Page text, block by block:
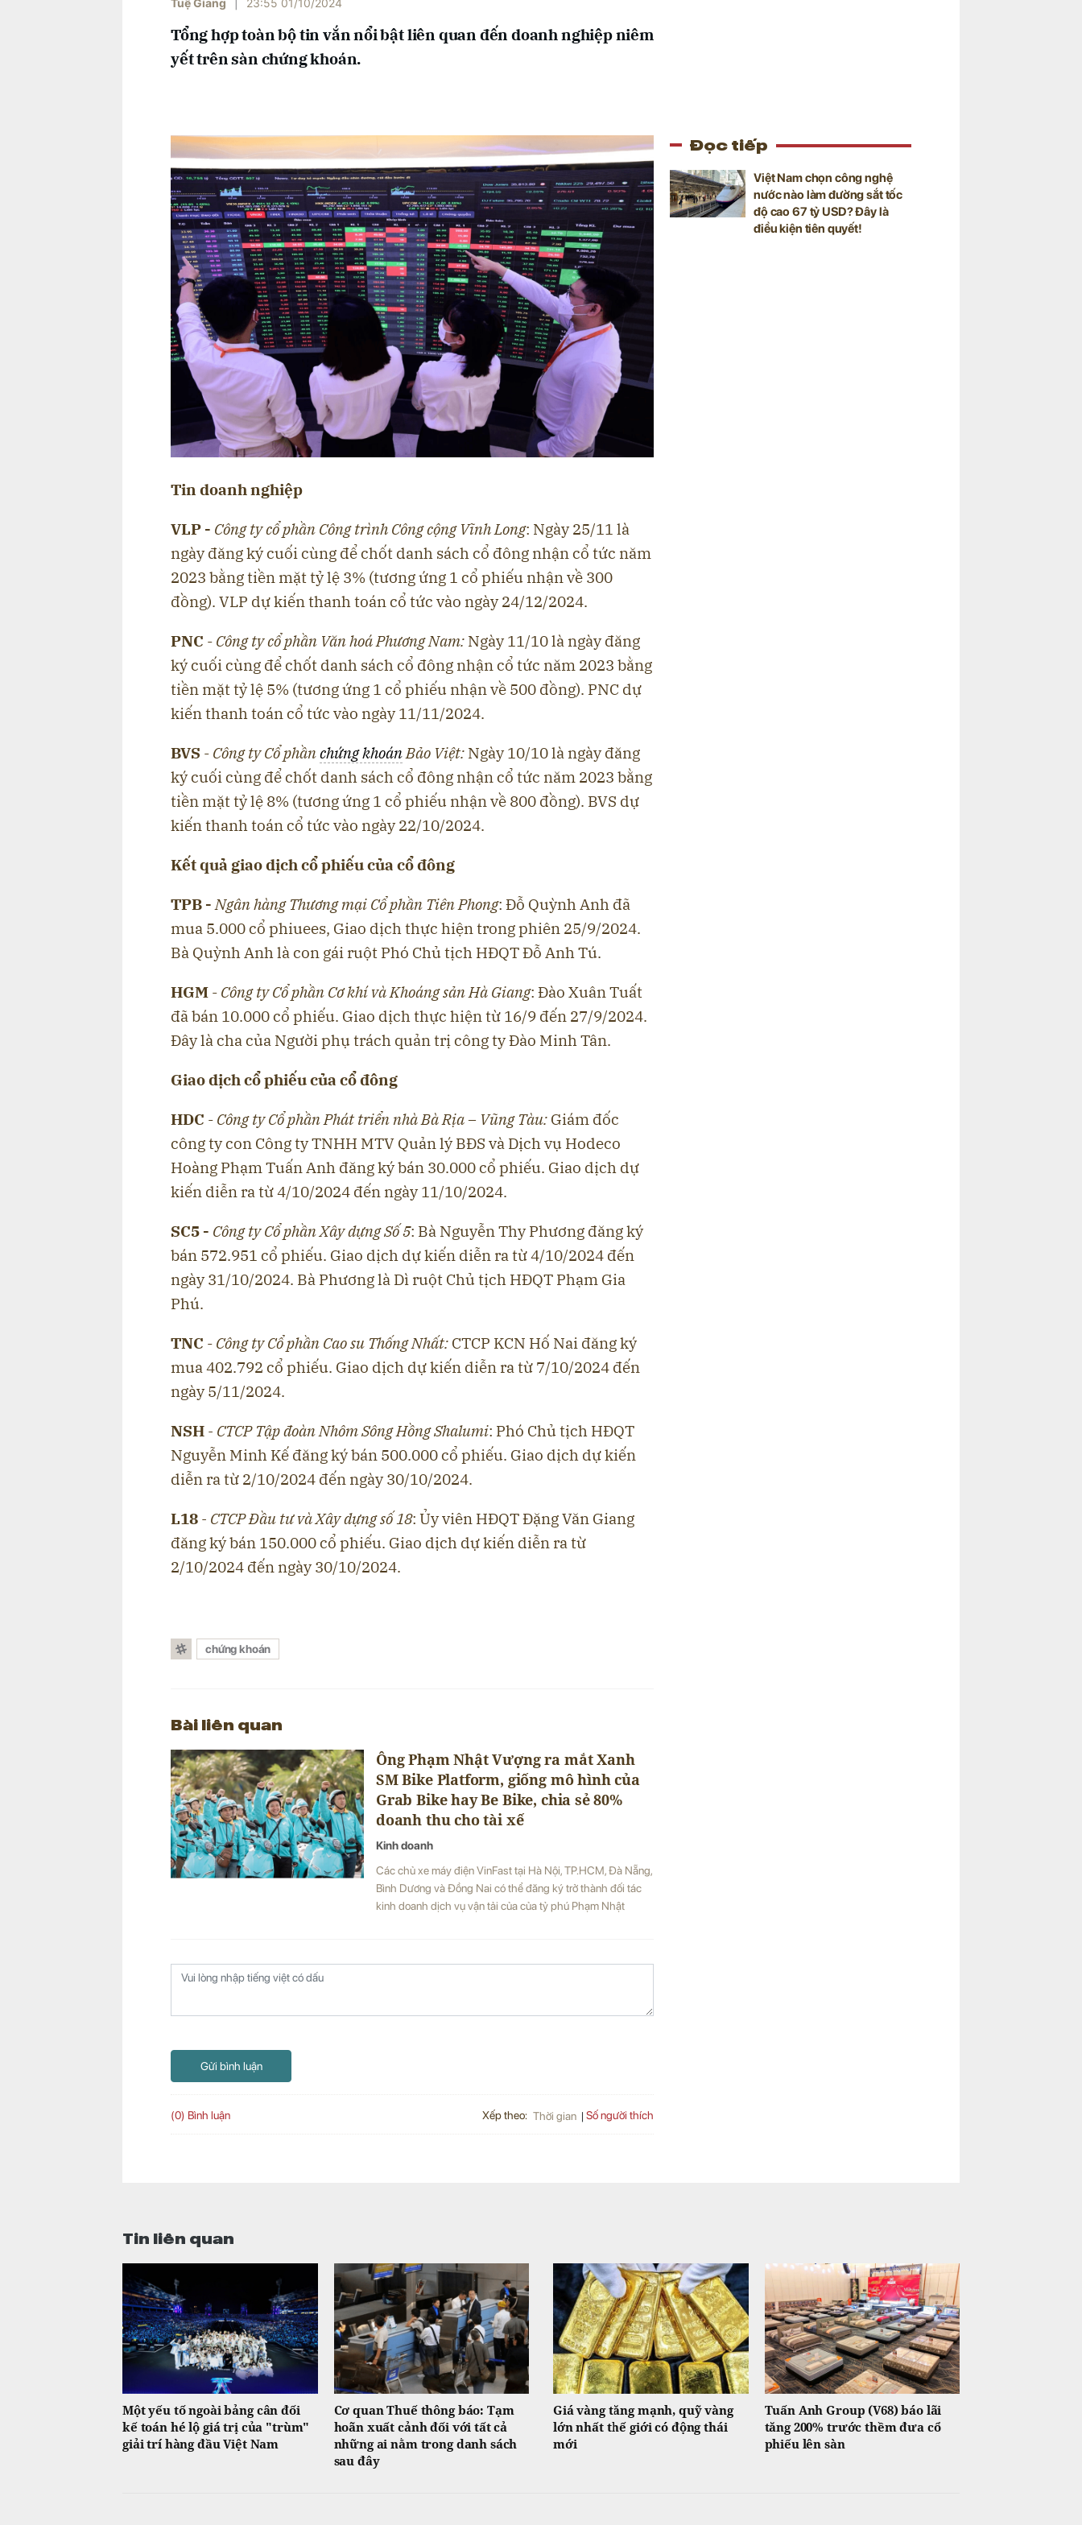
Tuệ Giang 23:55 01/10/2024
Tổng hợp toàn bộ tin vắn nổi bật liên quan đến doanh nghiệp niêm
yết trên sàn chứng khoán.
Tin doanh nghiệp
VLP - Công ty cổ phần Công trình Công cộng Vĩnh Long: Ngày 25/11 là
ngày đăng ký cuối cùng để chốt danh sách cổ đông nhận cổ tức năm
2023 bằng tiền mặt tỷ lệ 3% (tương ứng 1 cổ phiếu nhận về 300
đồng). VLP dự kiến thanh toán cổ tức vào ngày 24/12/2024.
PNC - Công ty cổ phần Văn hoá Phương Nam: Ngày 11/10 là ngày đăng
ký cuối cùng để chốt danh sách cổ đông nhận cổ tức năm 2023 bằng
tiền mặt tỷ lệ 5% (tương ứng 1 cổ phiếu nhận về 500 đồng). PNC dự
kiến thanh toán cổ tức vào ngày 11/11/2024.
BVS - Công ty Cổ phầnchứng khoán Bảo Việt: Ngày 10/10 là ngày đăng
ký cuối cùng để chốt danh sách cổ đông nhận cổ tức năm 2023 bằng
tiền mặt tỷ lệ 8% (tương ứng 1 cổ phiếu nhận về 800 đồng). BVS dự
kiến thanh toán cổ tức vào ngày 22/10/2024.
Kết quả giao dịch cổ phiếu của cổ đông
TPB - Ngân hàng Thương mại Cổ phần Tiên Phong: Đỗ Quỳnh Anh đã
mua 5.000 cổ phiuees, Giao dịch thực hiện trong phiên 25/9/2024.
Bà Quỳnh Anh là con gái ruột Phó Chủ tịch HĐQT Đỗ Anh Tú.
HGM - Công ty Cổ phần Cơ khí và Khoáng sản Hà Giang: Đào Xuân Tuất
đã bán 10.000 cổ phiếu. Giao dịch thực hiện từ 16/9 đến 27/9/2024.
Đây là cha của Người phụ trách quản trị công ty Đào Minh Tân.
Giao dịch cổ phiếu của cổ đông
HDC - Công ty Cổ phần Phát triển nhà Bà Rịa – Vũng Tàu: Giám đốc
công ty con Công ty TNHH MTV Quản lý BĐS và Dịch vụ Hodeco
Hoàng Phạm Tuấn Anh đăng ký bán 30.000 cổ phiếu. Giao dịch dự
kiến diễn ra từ 4/10/2024 đến ngày 11/10/2024.
SC5 - Công ty Cổ phần Xây dựng Số 5: Bà Nguyễn Thy Phương đăng ký
bán 572.951 cổ phiếu. Giao dịch dự kiến diễn ra từ 4/10/2024 đến
ngày 31/10/2024. Bà Phương là Dì ruột Chủ tịch HĐQT Phạm Gia
Phú.
TNC - Công ty Cổ phần Cao su Thống Nhất: CTCP KCN Hố Nai đăng ký
mua 402.792 cổ phiếu. Giao dịch dự kiến diễn ra từ 7/10/2024 đến
ngày 5/11/2024.
NSH - CTCP Tập đoàn Nhôm Sông Hồng Shalumi: Phó Chủ tịch HĐQT
Nguyễn Minh Kế đăng ký bán 500.000 cổ phiếu. Giao dịch dự kiến
diễn ra từ 2/10/2024 đến ngày 30/10/2024.
L18 - CTCP Đầu tư và Xây dựng số 18: Ủy viên HĐQT Đặng Văn Giang
đăng ký bán 150.000 cổ phiếu. Giao dịch dự kiến diễn ra từ
2/10/2024 đến ngày 30/10/2024.
chứng khoán
Bài liên quan
Ông Phạm Nhật Vượng ra mắt Xanh
SM Bike Platform, giống mô hình của
Grab Bike hay Be Bike, chia sẻ 80%
doanh thu cho tài xế
Kinh doanh
Các chủ xe máy điện VinFast tại Hà Nội, TP.HCM, Đà Nẵng,
Bình Dương và Đồng Nai có thể đăng ký trở thành đối tác
kinh doanh dịch vụ vận tải của của tỷ phú Phạm Nhật
Gửi bình luận
(0) Bình luận Xếp theo: Thời gian Số người thích
Đọc tiếp
Việt Nam chọn công nghệ
nước nào làm đường sắt tốc
độ cao 67 tỷ USD? Đây là
điều kiện tiên quyết!
Tin liên quan
Một yếu tố ngoài bảng cân đối
kế toán hé lộ giá trị của "trùm"
giải trí hàng đầu Việt Nam
Cơ quan Thuế thông báo: Tạm
hoãn xuất cảnh đối với tất cả
những ai nằm trong danh sách
sau đây
Giá vàng tăng mạnh, quỹ vàng
lớn nhất thế giới có động thái
mới
Tuấn Anh Group (V68) báo lãi
tăng 200% trước thềm đưa cổ
phiếu lên sàn